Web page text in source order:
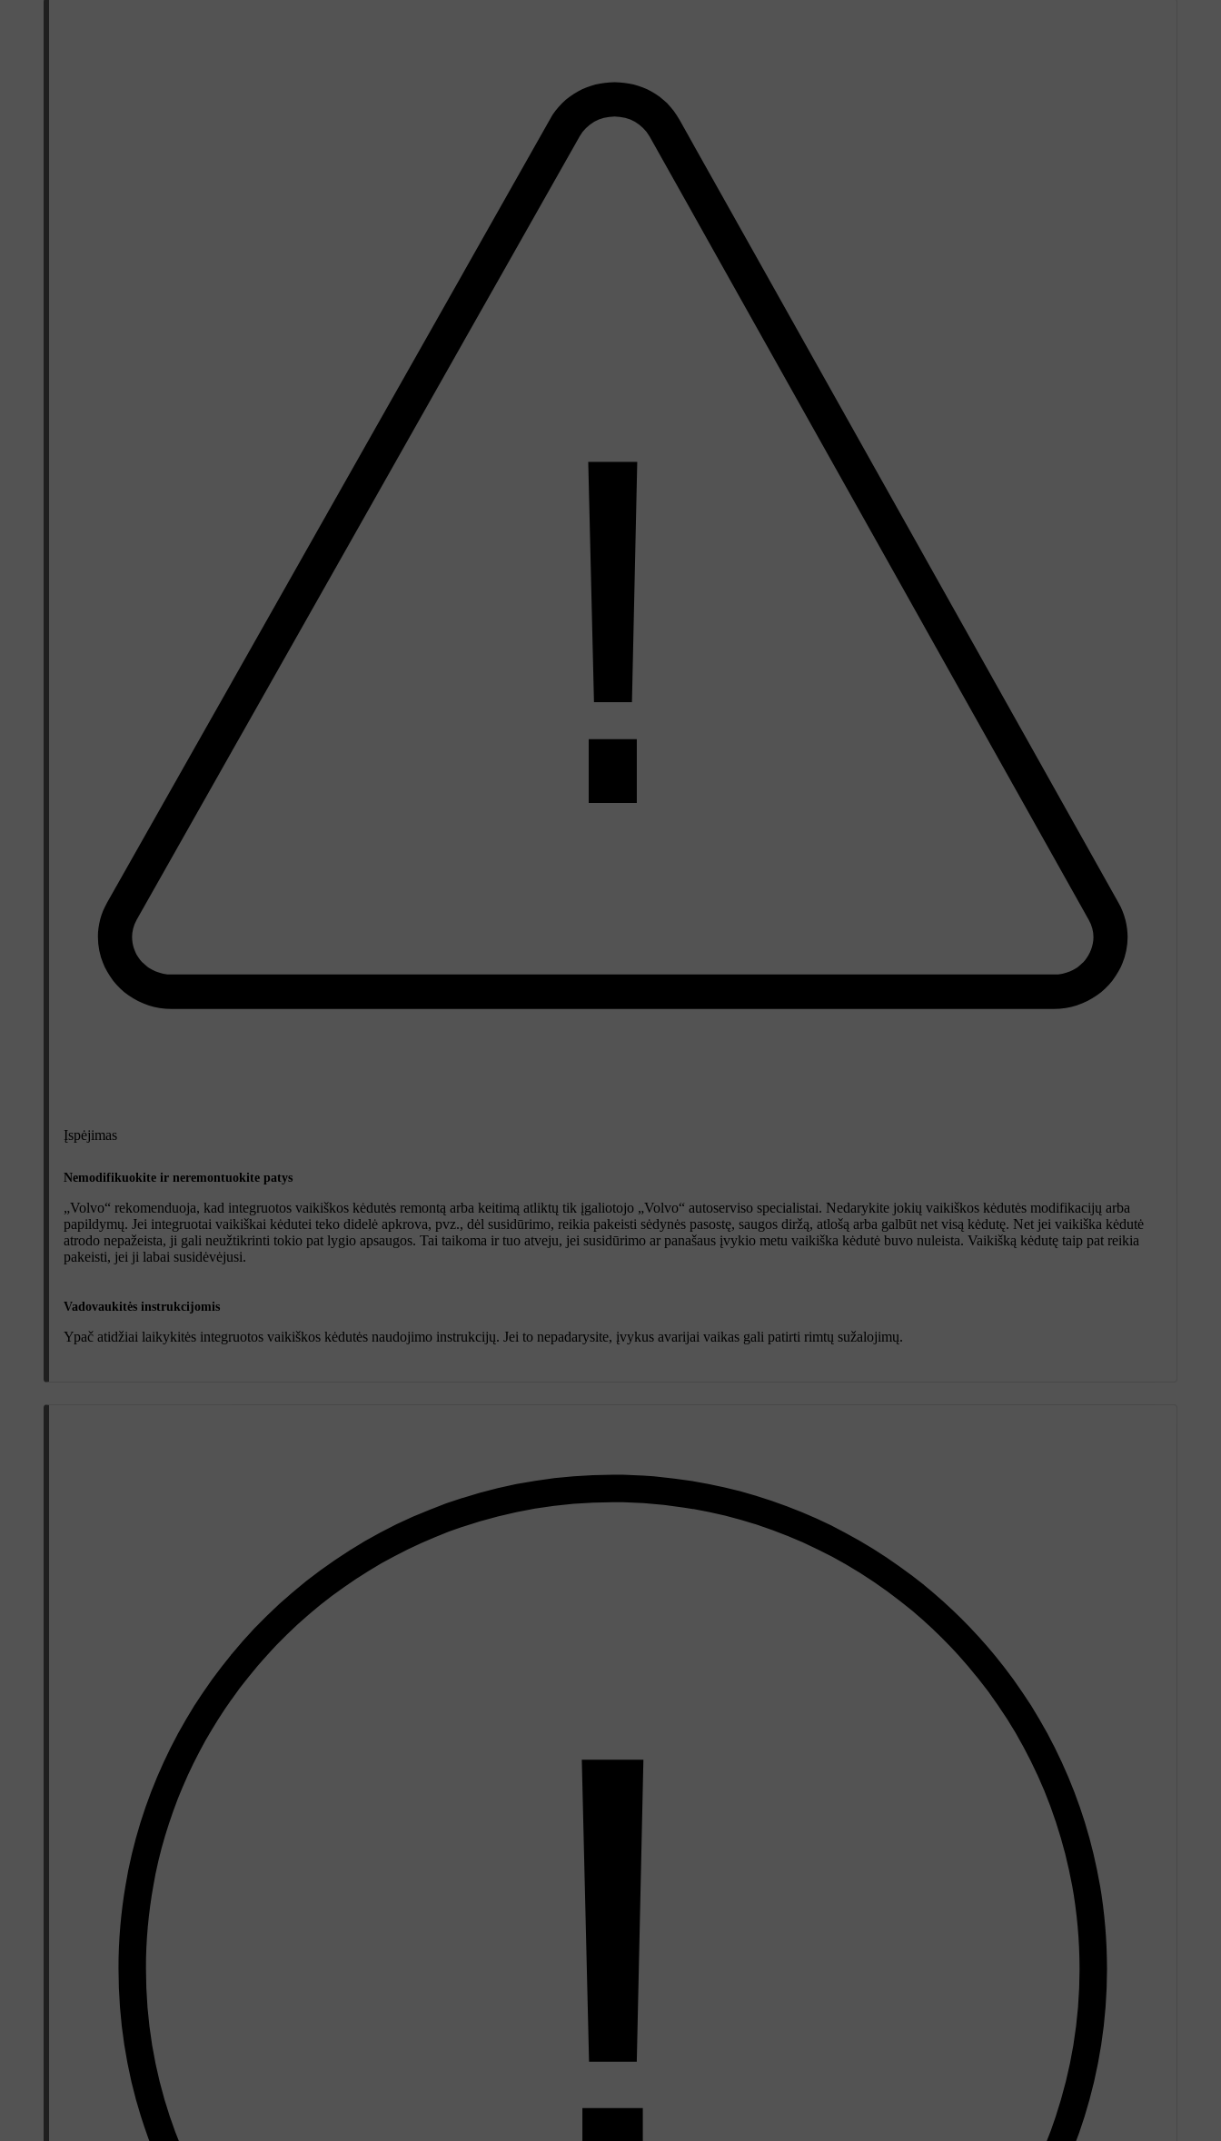
Įspėjimas
Nemodifikuokite ir neremontuokite patys
„Volvo“ rekomenduoja, kad integruotos vaikiškos kėdutės remontą arba keitimą atliktų tik įgaliotojo „Volvo“ autoserviso specialistai. Nedarykite jokių vaikiškos kėdutės modifikacijų arba
papildymų. Jei integruotai vaikiškai kėdutei teko didelė apkrova, pvz., dėl susidūrimo, reikia pakeisti sėdynės pasostę, saugos diržą, atlošą arba galbūt net visą kėdutę. Net jei vaikiška kėdutė
atrodo nepažeista, ji gali neužtikrinti tokio pat lygio apsaugos. Tai taikoma ir tuo atveju, jei susidūrimo ar panašaus įvykio metu vaikiška kėdutė buvo nuleista. Vaikišką kėdutę taip pat reikia
pakeisti, jei ji labai susidėvėjusi.
Vadovaukitės instrukcijomis
Ypač atidžiai laikykitės integruotos vaikiškos kėdutės naudojimo instrukcijų. Jei to nepadarysite, įvykus avarijai vaikas gali patirti rimtų sužalojimų.